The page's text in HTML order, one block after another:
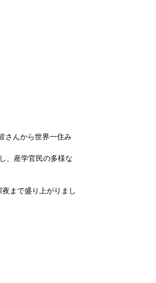
さんから世界一住み
、産学官民の多様な
まで盛り上がりまし